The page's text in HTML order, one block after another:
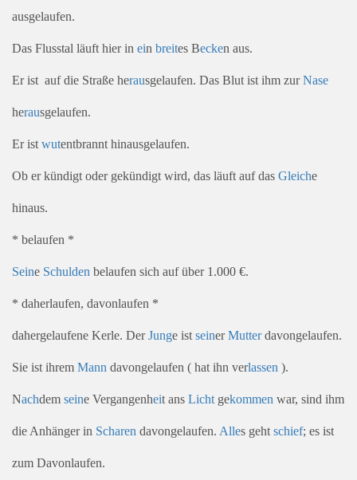
ausgelaufen.
Das Flusstal läuft hier in ein breites Becken aus.
Er ist auf die Straße herausgelaufen. Das Blut ist ihm zurNase
herausgelaufen.
Er ist wutentbrannt hinausgelaufen.
Ob er kündigt oder gekündigt wird, das läuft auf das Gleiche
hinaus.
* belaufen *
Seine Schulden belaufen sich auf über 1.000 €.
* daherlaufen, davonlaufen *
dahergelaufene Kerle. DerJunge ist seinerMutterdavongelaufen.
Sie ist ihrem Mann davongelaufen ( hat ihn verlassen ).
Nachdem seine Vergangenheit ans Licht gekommen war, sind ihm
die Anhänger in Scharen davongelaufen. Alles geht schief; es ist
zum Davonlaufen.